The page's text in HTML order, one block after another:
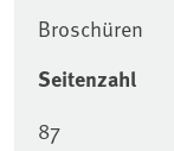
Broschüren
Seitenzahl
87